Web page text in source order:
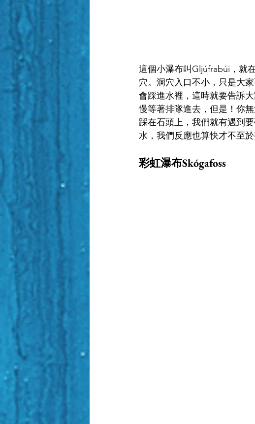
這個小瀑布叫Gljúfrabúi，就
穴。洞穴入口不小，只是大
會踩進水裡，這時就要告訴
慢等著排隊進去，但是！你
踩在石頭上，我們就有遇到
水，我們反應也算快才不至於
彩虹瀑布Skógafoss